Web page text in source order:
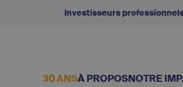
Investisseurs
30 ANSÀ PROPOSNOTRE